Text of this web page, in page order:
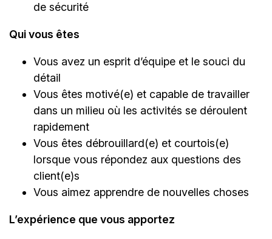
de sécurité
Qui vous êtes
Vous avez un esprit d’équipe et le souci du
détail
Vous êtes motivé(e) et capable de travailler
dans un milieu où les activités se déroulent
rapidement
Vous êtes débrouillard(e) et courtois(e)
lorsque vous répondez aux questions des
client(e)s
Vous aimez apprendre de nouvelles choses
L’expérience que vous apportez